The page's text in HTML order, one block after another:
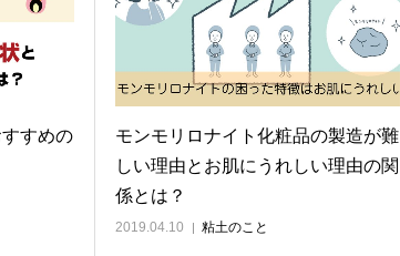
すめの
モンモリロナイト化粧品の製造が難
しい理由とお肌にうれしい理由の関
係とは？
2019.04.10 粘土のこと